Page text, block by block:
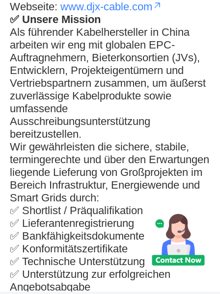
Webseite: www.djx-cable.com
✅ Unsere Mission
Als führender Kabelhersteller in China
arbeiten wir eng mit globalen EPC-
Auftragnehmern, Bieterkonsortien (JVs),
Entwicklern, Projekteigentümern und
Vertriebspartnern zusammen, um äußerst
zuverlässige Kabelprodukte sowie
umfassende
Ausschreibungsunterstützung
bereitzustellen.
Wir gewährleisten die sichere, stabile,
termingerechte und über den Erwartungen
liegende Lieferung von Großprojekten im
Bereich Infrastruktur, Energiewende und
Smart Grids durch:
✅ Shortlist / Präqualifikation
✅ Lieferantenregistrierung
✅ Bankfähigkeitsdokumente
✅ Konformitätszertifikate
✅ Technische Unterstützung
✅ Unterstützung zur erfolgreichen
Angebotsabgabe